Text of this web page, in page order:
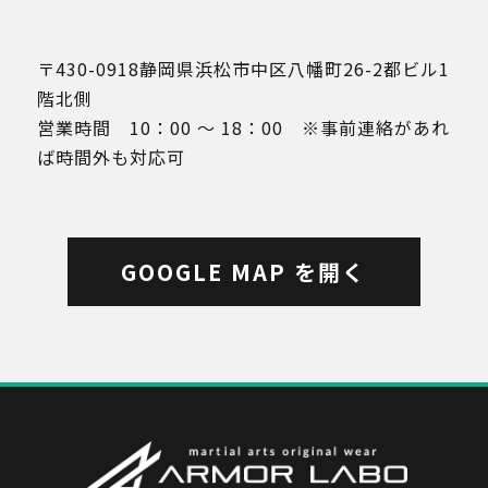
〒430-0918静岡県浜松市中区八幡町26-2都ビル1
階北側
営業時間 10：00 ～ 18：00 ※事前連絡があれ
ば時間外も対応可
GOOGLE MAP を開く